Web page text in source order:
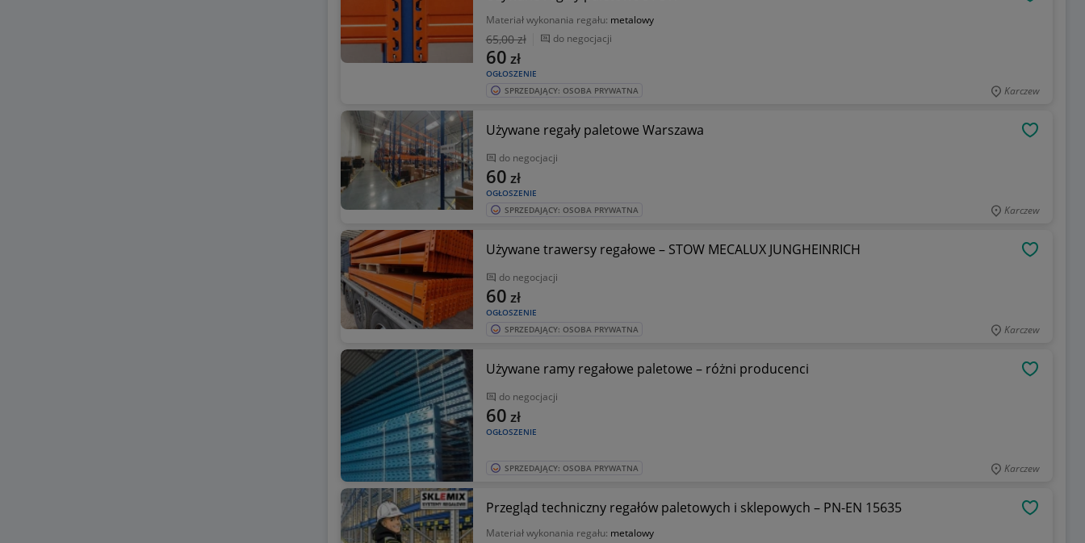
Materiał wykonania regału: metalowy
65,00 zł do negocjacji
OGŁOSZENIE
60 zł
SPRZEDAJĄCY: OSOBA PRYWATNA Karczew
Używane regały paletowe Warszawa
do negocjacji
OGŁOSZENIE
60 zł
SPRZEDAJĄCY: OSOBA PRYWATNA Karczew
Używane trawersy regałowe – STOW MECALUX JUNGHEINRICH
do negocjacji
OGŁOSZENIE
60 zł
SPRZEDAJĄCY: OSOBA PRYWATNA Karczew
Używane ramy regałowe paletowe – różni producenci
do negocjacji
OGŁOSZENIE
60 zł
SPRZEDAJĄCY: OSOBA PRYWATNA Karczew
Przegląd techniczny regałów paletowych i sklepowych – PN-EN 15635
Materiał wykonania regału: metalowy